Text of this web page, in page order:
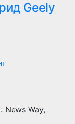
Geely
News Way,